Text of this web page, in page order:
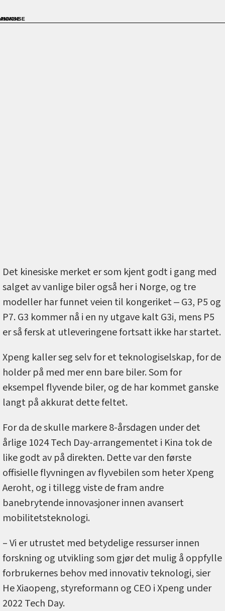
Det kinesiske merket er som kjent godt i gang med
salget av vanlige biler også her i Norge, og tre
modeller har funnet veien til kongeriket ‒ G3, P5 og
P7. G3 kommer nå i en ny utgave kalt G3i, mens P5
er så fersk at utleveringene fortsatt ikke har startet.
Xpeng kaller seg selv for et teknologiselskap, for de
holder på med mer enn bare biler. Som for
eksempel flyvende biler, og de har kommet ganske
langt på akkurat dette feltet.
For da de skulle markere 8-årsdagen under det
årlige 1024 Tech Day-arrangementet i Kina tok de
like godt av på direkten. Dette var den første
offisielle flyvningen av flyvebilen som heter Xpeng
Aeroht, og i tillegg viste de fram andre
banebrytende innovasjoner innen avansert
mobilitetsteknologi.
– Vi er utrustet med betydelige ressurser innen
forskning og utvikling som gjør det mulig å oppfylle
forbrukernes behov med innovativ teknologi, sier
He Xiaopeng, styreformann og CEO i Xpeng under
2022 Tech Day.